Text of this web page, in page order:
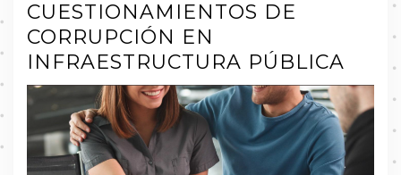
CUESTIONAMIENTOS DE
CORRUPCIÓN EN
INFRAESTRUCTURA PÚBLICA